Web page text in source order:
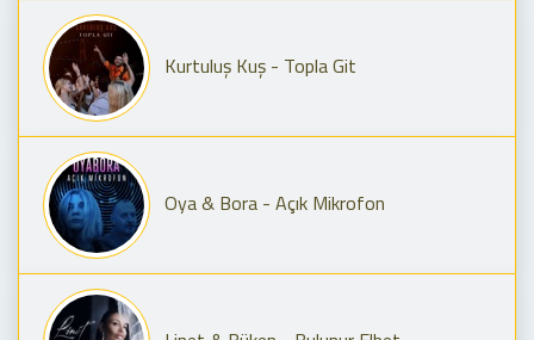
Kurtuluş Kuş - Topla Git
Oya & Bora - Açık Mikrofon